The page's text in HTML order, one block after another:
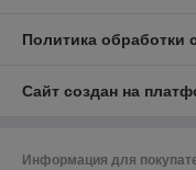
Политика обработки
Сайт создан на
Информация для